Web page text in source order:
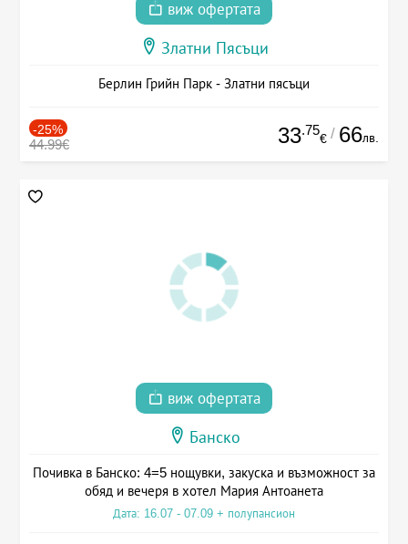
виж офертата
Златни Пясъци
Берлин Грийн Парк - Златни пясъци
-25%
44.99€ 33.75
€ / 66лв.
виж офертата
Банско
Почивка в Банско: 4=5 нощувки, закуска и възможност за
обяд и вечеря в хотел Мария Антоанета
Дата: 16.07 - 07.09 + полупансион